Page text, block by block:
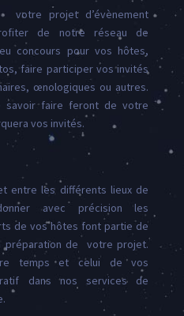
votre projet d’évènement
de notre réseau de
concours pour vos hôtes,
faire participer vos invités
œnologiques ou autres.
savoir faire feront de votre
vos invités.
entre les différents lieux de
avec précision les
de vos hôtes font partie de
préparation de votre projet.
temps et celui de vos
dans nos services de